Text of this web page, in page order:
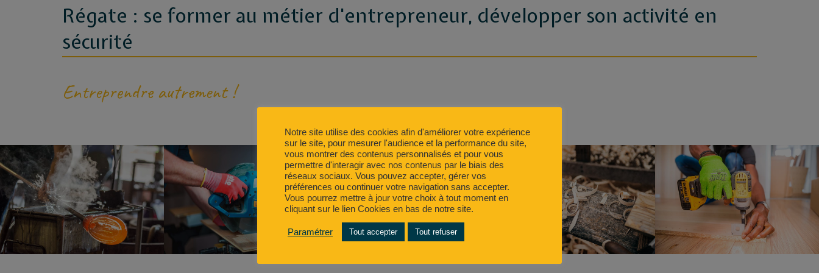
Régate : se former au métier d'entrepreneur, développer son activité en
sécurité
Entreprendre autrement !
Notre site utilise des cookies afin d'améliorer votre expérience
sur le site, pour mesurer l'audience et la performance du site,
vous montrer des contenus personnalisés et pour vous
permettre d'interagir avec nos contenus par le biais des
réseaux sociaux. Vous pouvez accepter, gérer vos
préférences ou continuer votre navigation sans accepter.
Vous pourrez mettre à jour votre choix à tout moment en
cliquant sur le lien Cookies en bas de notre site.
Paramétrer Tout accepter Tout refuser